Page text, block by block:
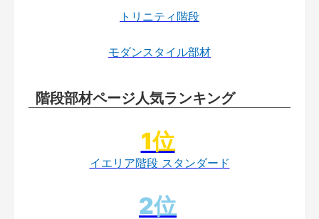
トリニティ階段
モダンスタイル部材
階段部材ページ人気ランキング
イエリア階段 スタンダード